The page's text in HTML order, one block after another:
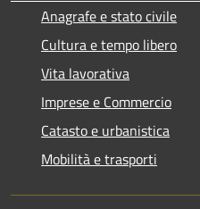
Anagrafe e stato civile
Cultura e tempo libero
Vita lavorativa
Imprese e Commercio
Catasto e urbanistica
Mobilità e trasporti